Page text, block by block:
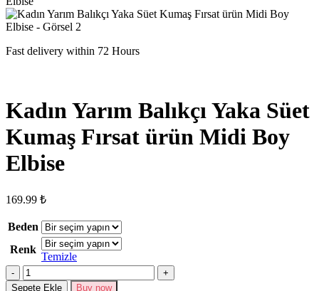
Fast delivery within 72 Hours
Kadın Yarım Balıkçı Yaka Süet
Kumaş Fırsat ürün Midi Boy
Elbise
169.99 ₺
Beden
Renk
Temizle
Kadın
Yarım
Sepete Ekle Buy now